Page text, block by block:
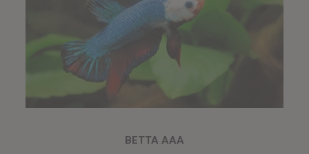
BETTA AAA